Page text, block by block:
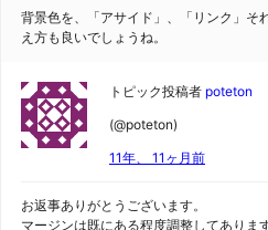
背景色を、「アサイド」、「リンク」そ
え方も良いでしょうね。
トピック投稿者 poteton
(@poteton)
11年、 11ヶ月前
お返事ありがとうございます。
マージンは既にある程度調整してあります